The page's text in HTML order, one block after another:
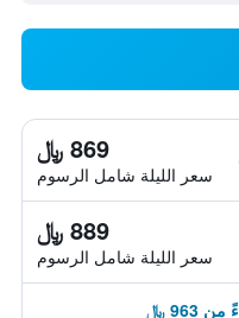
869 ﷼
سعر الليلة شامل الرسوم
889 ﷼
سعر الليلة شامل الرسوم